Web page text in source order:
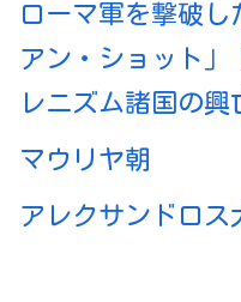
ローマ軍を撃破し
アン・ショット」
レニズム諸国の興
マウリヤ朝
アレクサンドロス